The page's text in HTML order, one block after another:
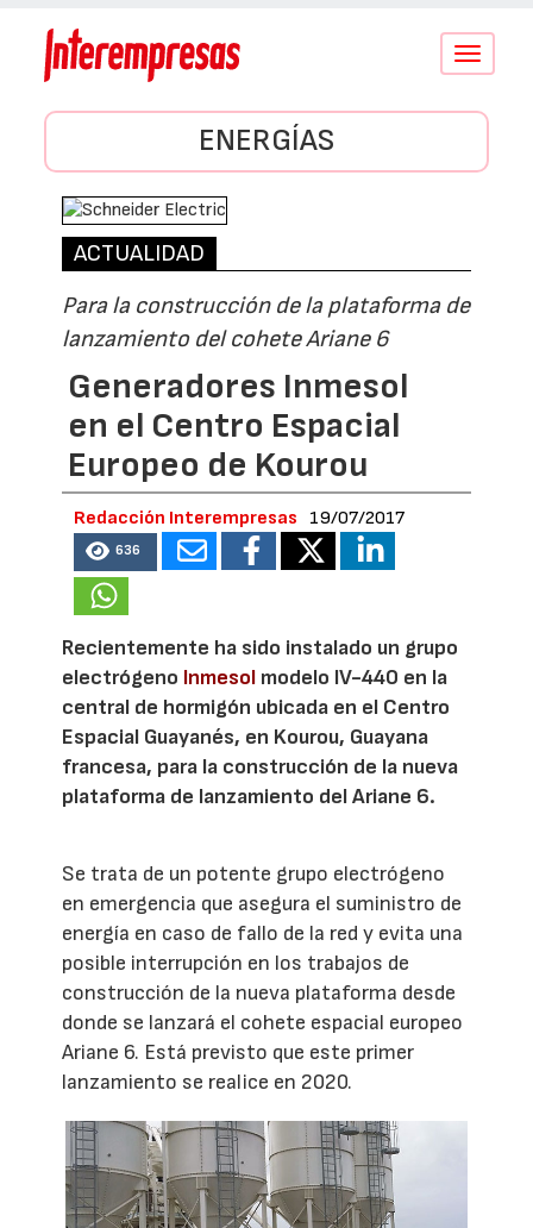
Conmutar
ENERGÍAS
ACTUALIDAD
Para la construcción de la plataforma de
lanzamiento del cohete Ariane 6
Generadores Inmesol
en el Centro Espacial
Europeo de Kourou
Redacción Interempresas 19/07/2017
636
Recientemente ha sido instalado un grupo
electrógeno Inmesol modelo IV-440 en la
central de hormigón ubicada en el Centro
Espacial Guayanés, en Kourou, Guayana
francesa, para la construcción de la nueva
plataforma de lanzamiento del Ariane 6.
Se trata de un potente grupo electrógeno
en emergencia que asegura el suministro de
energía en caso de fallo de la red y evita una
posible interrupción en los trabajos de
construcción de la nueva plataforma desde
donde se lanzará el cohete espacial europeo
Ariane 6. Está previsto que este primer
lanzamiento se realice en 2020.